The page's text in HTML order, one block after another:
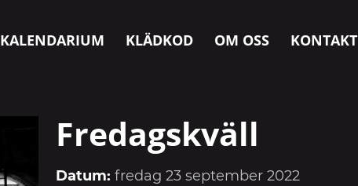
KALENDARIUM KLÄDKOD OM OSS KONTAKT
Fredagskväll
Datum: fredag 23 september 2022